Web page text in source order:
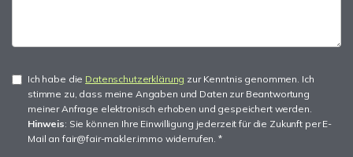
Ich habe die Datenschutzerklärung zur Kenntnis genommen. Ich
stimme zu, dass meine Angaben und Daten zur Beantwortung
meiner Anfrage elektronisch erhoben und gespeichert werden.
Hinweis: Sie können Ihre Einwilligung jederzeit für die Zukunft per E-
Mail an fair@fair-makler.immo widerrufen. *